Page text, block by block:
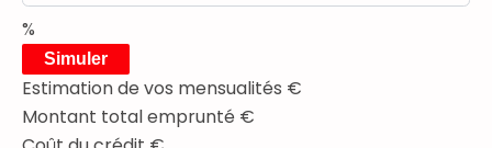
%
Simuler
Estimation de vos mensualités €
Montant total emprunté €